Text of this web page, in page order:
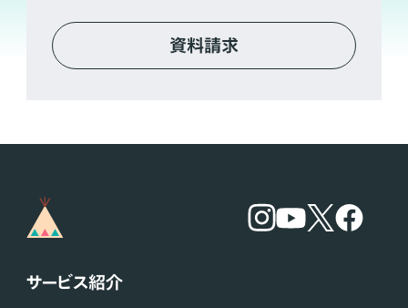
資料請求
サービス紹介